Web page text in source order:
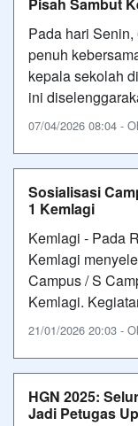
Pada hari
penuh
kepala sekolah
ini
07/04/2026 08:04 -
Sosialisasi
1 Kemlagi
Kemlagi - Pada
Kemlagi
Campus / S
Kemlagi.
21/01/2026 20:03 -
HGN 2025:
Jadi Petugas